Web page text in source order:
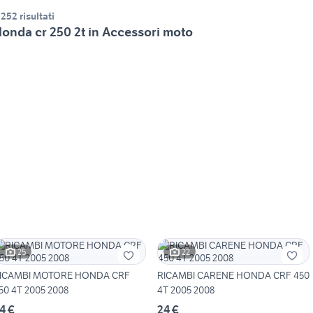
risultati
cr 250 2t in Accessori moto
25
MOTORE HONDA CRF
4T 2005 2008
€
22
RICAMBI CARENE HONDA CRF 450
4T 2005 2008
24 €